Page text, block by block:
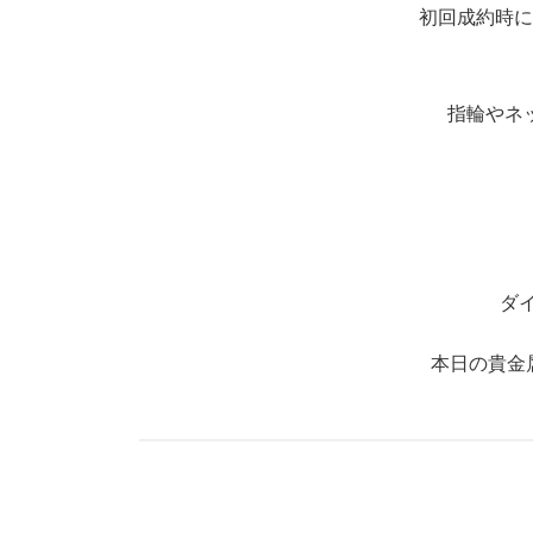
初回成約時
指輪やネ
ダ
本日の貴金